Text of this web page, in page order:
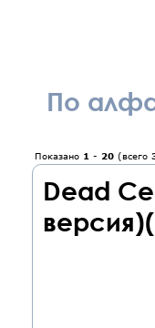
По
Показано 1 - 20 (всего
Dead